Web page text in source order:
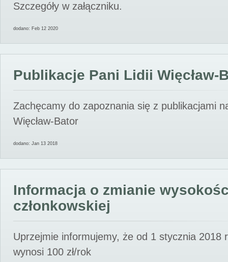
Szczegóły w załączniku.
dodano: Feb 12 2020
Publikacje Pani Lidii Więcław-
Zachęcamy do zapoznania się z publikacjami
Więcław-Bator
dodano: Jan 13 2018
Informacja o zmianie
członkowskiej
Uprzejmie informujemy, że od 1 stycznia 2018
wynosi 100 zł/rok